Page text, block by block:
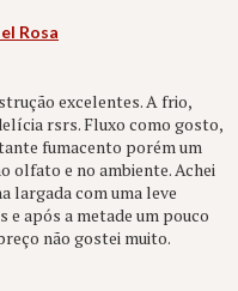
Rosa
excelentes. A frio,
rsrs. Fluxo como gosto,
fumacento porém um
olfato e no ambiente. Achei
largada com uma leve
e após a metade um pouco
não gostei muito.